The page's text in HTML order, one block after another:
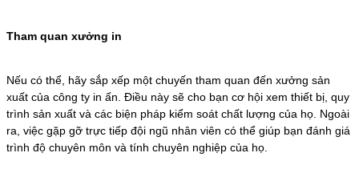
Tham quan xưởng in
Nếu có thể, hãy sắp xếp một chuyến tham quan đến xưởng sản
xuất của công ty in ấn. Điều này sẽ cho bạn cơ hội xem thiết bị, quy
trình sản xuất và các biện pháp kiểm soát chất lượng của họ. Ngoài
ra, việc gặp gỡ trực tiếp đội ngũ nhân viên có thể giúp bạn đánh giá
trình độ chuyên môn và tính chuyên nghiệp của họ.